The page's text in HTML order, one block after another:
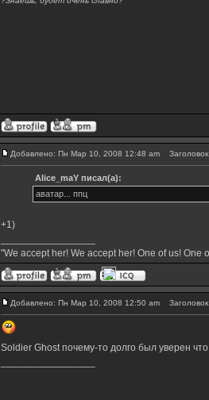
Добавлено: Пн Мар 10, 2008 12:48 am
Alice_maY писал(а):
аватар... ппц
+1)
"We accept her! We accept her! One of us!
Добавлено: Пн Мар 10, 2008 12:50 am
Soldier Ghost почему-то долго был уверен